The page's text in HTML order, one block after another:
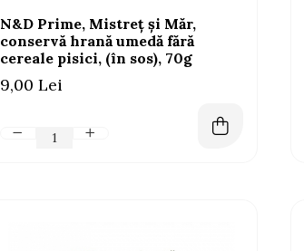
N&D Prime, Mistreț și Măr,
conservă hrană umedă fără
cereale pisici, (în sos), 70g
9,00 Lei